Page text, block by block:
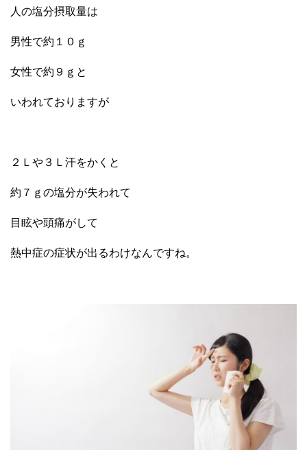
人の塩分摂取量は
男性で約１０ｇ
女性で約９ｇと
いわれておりますが
２Ｌや３Ｌ汗をかくと
約７ｇの塩分が失われて
目眩や頭痛がして
熱中症の症状が出るわけなんですね。